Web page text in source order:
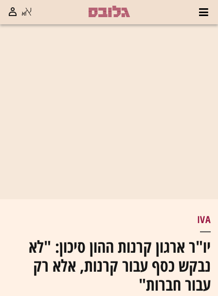
IVA
יו"ר ארגון קרנות ההון סיכון: "לא
נבקש כסף עבור קרנות, אלא רק
עבור חברות"